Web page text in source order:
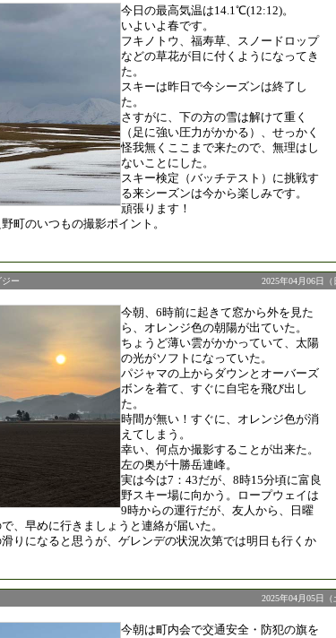
今日の最高気温は14.1℃(12:12)。
いよいよ春です。
フキノトウ、福寿草、スノードロップ
などの草花が目に付くようになってき
た。
スキーは昨日で今シーズンは終了し
た。
さすがに、下の方の雪は解けて重く
（足に強い圧力がかかる）、せっかく
怪我無くここまで来たので、無理はし
ないことにした。
スキー検定（バッチテスト）に挑戦す
る来シーズンは今から楽しみです。
頑張ります！
町のいつもの撮影ポイント。
ー 2025年04月06日（
今朝、6時前に起きて窓から外を見た
ら、オレンジ色の朝陽が出ていた。
ちょうど薄い雲がかかっていて、太陽
の光がソフトになっていた。
パジャマの上からダウンとオーバーズ
ボンを着て、すぐに自宅を飛び出し
た。
時間が無い！すぐに、オレンジ色が消
えてしまう。
幸い、何点か撮影することが出来た。
左の奥が十勝岳連峰。
実は今は7：43だが、8時15分頃に富良
野スキー場に向かう。ロープウェイは
9時からの運行だが、友人から、日曜
、早めに行きましょうと連絡が届いた。
りになると思うが、ゲレンデの状況次第では明日も行くか
2025年04月05日（
今朝は町内会で交通安全・防犯の旗を